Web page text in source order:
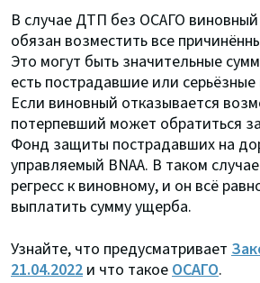
В случае ДТП без ОСАГО
обязан возместить все
Это могут быть значительные
есть пострадавшие или
Если виновный отказывается
потерпевший может обратиться
Фонд защиты пострадавших на
управляемый BNAA. В таком
регресс к виновному, и он всё
выплатить сумму ущерба.
Узнайте, что предусматривает
21.04.2022 и что такоеОСАГО.